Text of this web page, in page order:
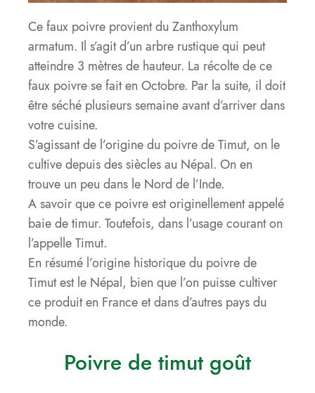
Ce faux poivre provient du Zanthoxylum
armatum. Il s’agit d’un arbre rustique qui peut
atteindre 3 mètres de hauteur. La récolte de ce
faux poivre se fait en Octobre. Par la suite, il doit
être séché plusieurs semaine avant d’arriver dans
votre cuisine.
S’agissant de l’origine du poivre de Timut, on le
cultive depuis des siècles au Népal. On en
trouve un peu dans le Nord de l’Inde.
A savoir que ce poivre est originellement appelé
baie de timur. Toutefois, dans l’usage courant on
l’appelle Timut.
En résumé l’origine historique du poivre de
Timut est le Népal, bien que l’on puisse cultiver
ce produit en France et dans d’autres pays du
monde.
Poivre de timut goût